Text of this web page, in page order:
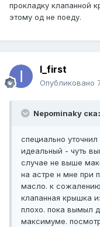
прокладку клапанной
этому од не поеду.
I_first
Опубликовано
Nepominaky
специально
идеальный - чуть
случае не выше
на астре н мне при
масло. к
клапанная крышка
плохо. пока вымыл
максимуме.